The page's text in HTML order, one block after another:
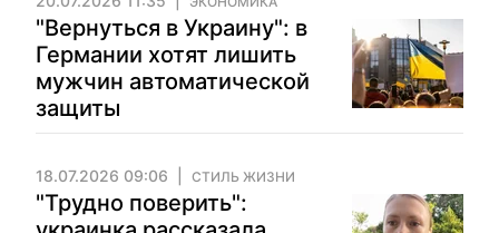
"Вернуться в Украину": в
Германии хотят лишить
мужчин автоматической
защиты
18.07.2026 09:06 СТИЛЬ ЖИЗНИ
"Трудно поверить":